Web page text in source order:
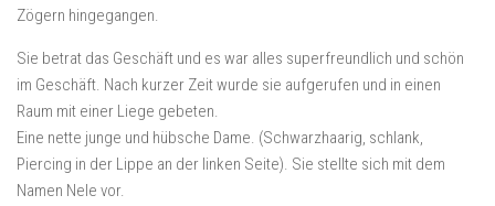
Zögern hingegangen.
Sie betrat das Geschäft und es war alles superfreundlich und schön
im Geschäft. Nach kurzer Zeit wurde sie aufgerufen und in einen
Raum mit einer Liege gebeten.
Eine nette junge und hübsche Dame. (Schwarzhaarig, schlank,
Piercing in der Lippe an der linken Seite). Sie stellte sich mit dem
Namen Nele vor.